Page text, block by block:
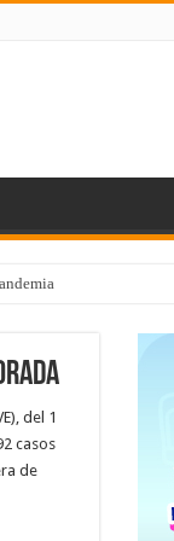
del 1
casos
de